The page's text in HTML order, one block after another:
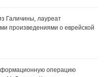
Галичины, лауреат
произведениями о еврейской
операцию